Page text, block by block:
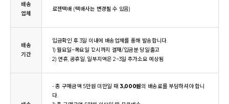
배송
업체
로젠택배 (택배사는 변경될 수 있음)
배송
기간
입금확인 후 3일 이내에 배송업체를 통해 발송합니다.
1) 월요일~목요일 12시까지 결재/입금분 당일출고
2) 연휴, 공휴일, 일부지역은 2~3일 추가소요 예상됨
- 총 구매금액 5만원 미만일 때3,000원의 배송료를 부담하셔야 합니
다.